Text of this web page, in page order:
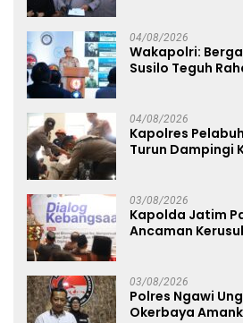
04/08/2026
Wakapolri:
Susilo Teguh
04/08/2026
Kapolres
Turun Dampingi
03/08/2026
Kapolda Jatim
Ancaman
03/08/2026
Polres Ngawi
Okerbaya